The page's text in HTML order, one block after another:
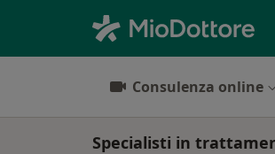
Consulenza online
Specialisti in